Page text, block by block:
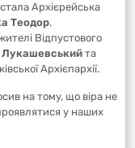
Архієрейська
Теодор.
Відпустового
та
Архієпархії.
на тому, що віра не
у наших